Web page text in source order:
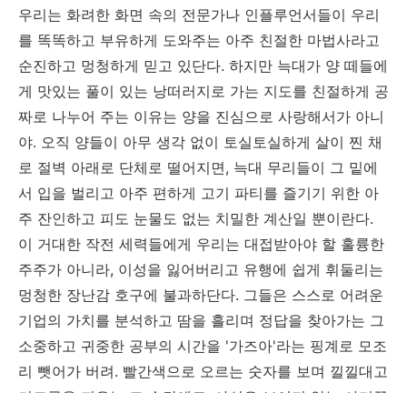
우리는 화려한 화면 속의 전문가나 인플루언서들이 우리
를 똑똑하고 부유하게 도와주는 아주 친절한 마법사라고
순진하고 멍청하게 믿고 있단다. 하지만 늑대가 양 떼들에
게 맛있는 풀이 있는 낭떠러지로 가는 지도를 친절하게 공
짜로 나누어 주는 이유는 양을 진심으로 사랑해서가 아니
야. 오직 양들이 아무 생각 없이 토실토실하게 살이 찐 채
로 절벽 아래로 단체로 떨어지면, 늑대 무리들이 그 밑에
서 입을 벌리고 아주 편하게 고기 파티를 즐기기 위한 아
주 잔인하고 피도 눈물도 없는 치밀한 계산일 뿐이란다.
이 거대한 작전 세력들에게 우리는 대접받아야 할 훌륭한
주주가 아니라, 이성을 잃어버리고 유행에 쉽게 휘둘리는
멍청한 장난감 호구에 불과하단다. 그들은 스스로 어려운
기업의 가치를 분석하고 땀을 흘리며 정답을 찾아가는 그
소중하고 귀중한 공부의 시간을 '가즈아'라는 핑계로 모조
리 뺏어가 버려. 빨간색으로 오르는 숫자를 보며 낄낄대고